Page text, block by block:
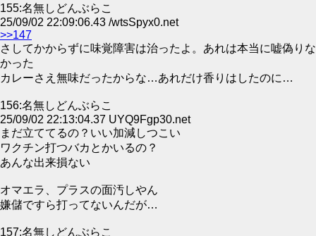
155:名無しどんぶらこ
25/09/02 22:09:06.43 /wtsSpyx0.net
>>147
さしてかからずに味覚障害は治ったよ。あれは本当に嘘偽りな
かった
カレーさえ無味だったからな…あれだけ香りはしたのに…
156:名無しどんぶらこ
25/09/02 22:13:04.37 UYQ9Fgp30.net
まだ立ててるの？いい加減しつこい
ワクチン打つバカとかいるの？
あんな出来損ない
オマエラ、プラスの面汚しやん
嫌儲ですら打ってないんだが…
157:名無しどんぶらこ